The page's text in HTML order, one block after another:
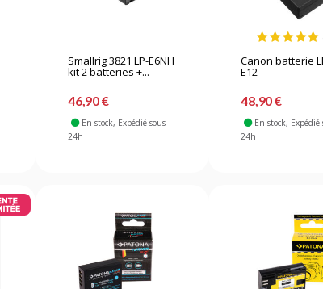
Smallrig 3821 LP-E6NH
kit 2 batteries +...
46,90 €
En stock, Expédié sous
24h
Canon batterie
E12
48,90 €
En stock, Expédié
24h